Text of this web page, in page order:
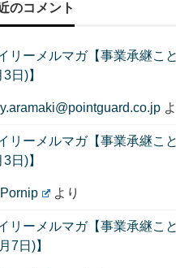
のコメント
リーメルマガ【事業承継こ
日)】
y.aramaki@pointguard.co.jp
リーメルマガ【事業承継こ
日)】
Pornip より
リーメルマガ【事業承継こ
7日)】